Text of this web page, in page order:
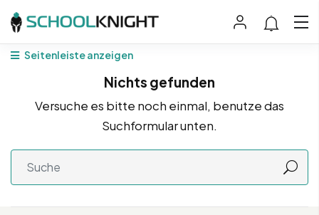
Seitenleiste anzeigen
Nichts gefunden
Versuche es bitte noch einmal, benutze das
Suchformular unten.